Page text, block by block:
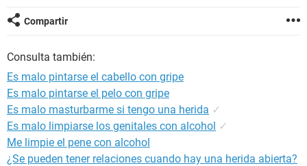
GLOSARIO
Compartir
Consulta también:
Es malo pintarse el cabello con gripe
Es malo pintarse el pelo con gripe
Es malo masturbarme si tengo una herida ✓
Es malo limpiarse los genitales con alcohol ✓
Me limpie el pene con alcohol
¿Se pueden tener relaciones cuando hay una herida abierta?